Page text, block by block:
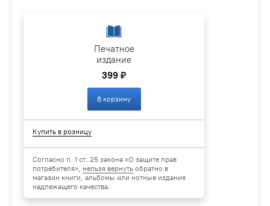
Печатное
издание
399 ₽
В корзину
Купить в розницу
Согласно п. 1 ст. 25 закона «О защите прав
потребителя», нельзя вернуть обратно в
магазин книги, альбомы или нотные издания
надлежащего качества.